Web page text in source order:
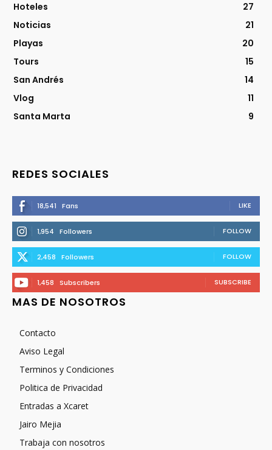
Hoteles
27
Noticias
21
Playas
20
Tours
15
San Andrés
14
Vlog
11
Santa Marta
9
REDES SOCIALES
18,541 Fans LIKE
1,954 Followers FOLLOW
2,458 Followers FOLLOW
1,458 Subscribers SUBSCRIBE
MAS DE NOSOTROS
Contacto
Aviso Legal
Terminos y Condiciones
Politica de Privacidad
Entradas a Xcaret
Jairo Mejia
Trabaja con nosotros